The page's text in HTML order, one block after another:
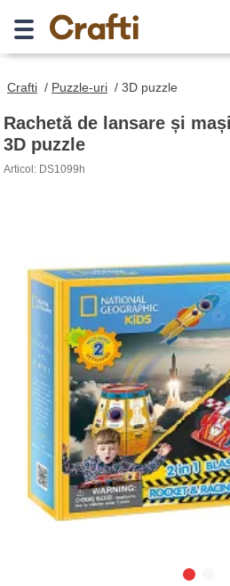
Crafti / Puzzle-uri / 3D puzzle
Rachetă de lansare și
3D puzzle
Articol: DS1099h